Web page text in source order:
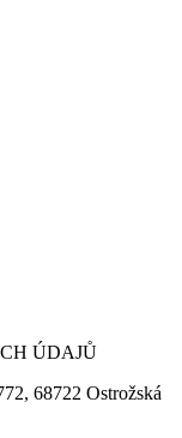
ÚDAJŮ
68722 Ostrožská